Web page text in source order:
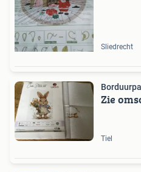
Sliedrecht
Zie
Tiel